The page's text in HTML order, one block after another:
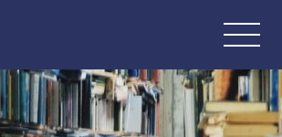
: communautés,